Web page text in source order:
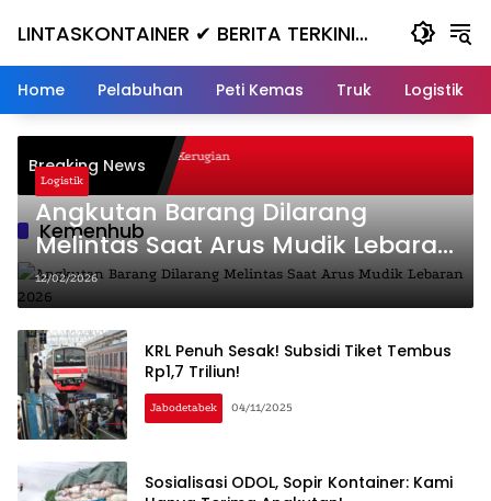
LINTASKONTAINER ✔ BERITA TERKINI
KONTAINER TERBARU HARI INI
Home Pelabuhan Peti Kemas Truk Logistik
Breaking News
Masuk ke Jurang, Kerugian
Kemenhub
Logistik
Angkutan Barang Dilarang
Melintas Saat Arus Mudik Lebaran
2026
12/02/2026
KRL Penuh Sesak! Subsidi Tiket Tembus
Rp1,7 Triliun!
Jabodetabek 04/11/2025
Sosialisasi ODOL, Sopir Kontainer: Kami